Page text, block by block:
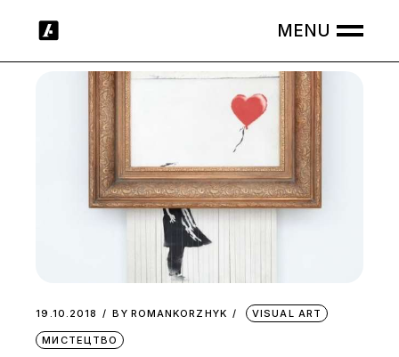
19.10.2018 BY ROMANKORZHYK VISUAL ART
МИСТЕЦТВО